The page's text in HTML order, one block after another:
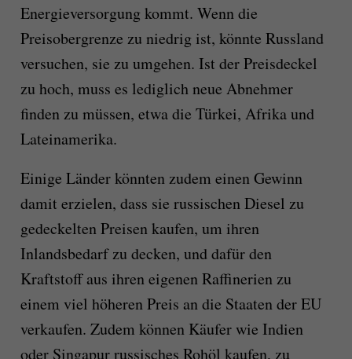
Energieversorgung kommt. Wenn die
Preisobergrenze zu niedrig ist, könnte Russland
versuchen, sie zu umgehen. Ist der Preisdeckel
zu hoch, muss es lediglich neue Abnehmer
finden zu müssen, etwa die Türkei, Afrika und
Lateinamerika.
Einige Länder könnten zudem einen Gewinn
damit erzielen, dass sie russischen Diesel zu
gedeckelten Preisen kaufen, um ihren
Inlandsbedarf zu decken, und dafür den
Kraftstoff aus ihren eigenen Raffinerien zu
einem viel höheren Preis an die Staaten der EU
verkaufen. Zudem können Käufer wie Indien
oder Singapur russisches Rohöl kaufen, zu